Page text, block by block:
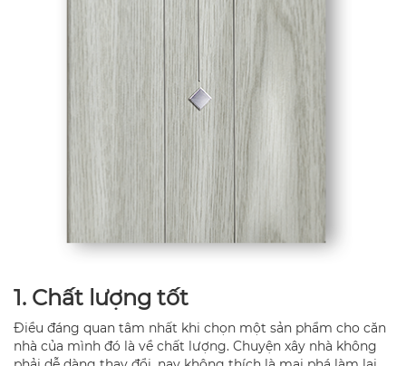
1. Chất lượng tốt
Điều đáng quan tâm nhất khi chọn một sản phẩm cho căn
nhà của mình đó là về chất lượng. Chuyện xây nhà không